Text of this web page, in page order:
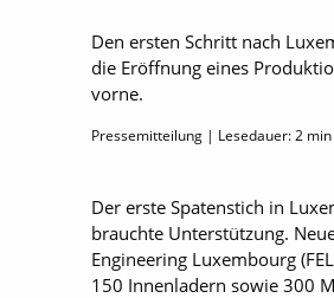
Den ersten Schritt nach
die Eröffnung eines
vorne.
Pressemitteilung | Lesedauer:2
Der erste Spatenstich in
brauchte Unterstützung.
Engineering Luxembourg
150 Innenladern sowie 300